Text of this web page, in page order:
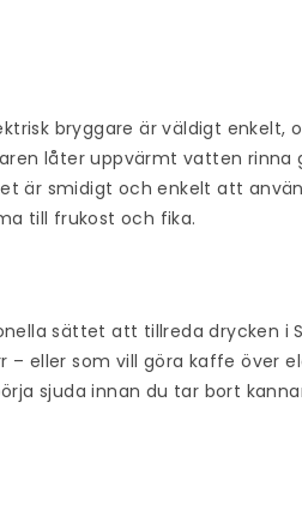
bryggare är väldigt enkelt,
låter uppvärmt vatten rinna
är smidigt och enkelt att
till frukost och fika.
sättet att tillreda drycken i
– eller som vill göra kaffe över
sjuda innan du tar bort